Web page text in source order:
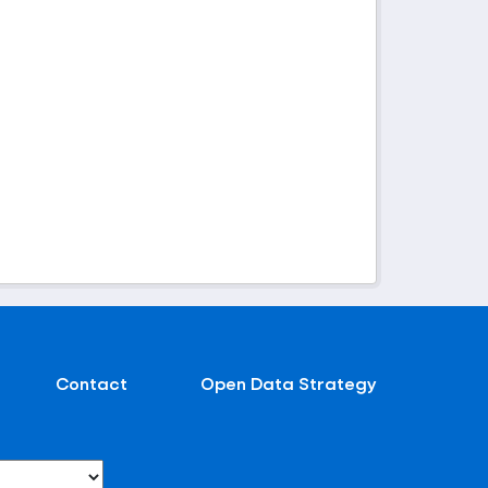
Contact Open Data Strategy